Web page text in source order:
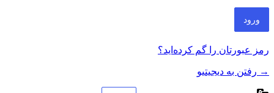
رمز عبورتان را گم کرده‌اید؟
→ رفتن به دیجیتیو